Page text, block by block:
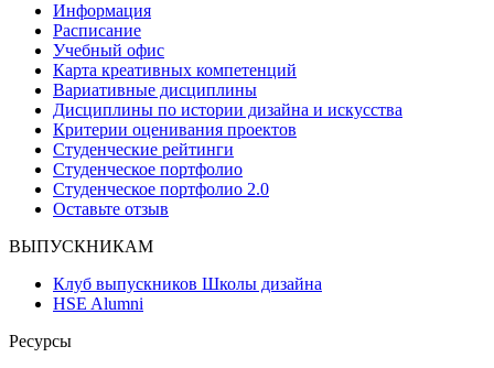
Информация
Расписание
Учебный офис
Карта креативных компетенций
Вариативные дисциплины
Дисциплины по истории дизайна и искусства
Критерии оценивания проектов
Студенческие рейтинги
Студенческое портфолио
Студенческое портфолио 2.0
Оставьте отзыв
ВЫПУСКНИКАМ
Клуб выпускников Школы дизайна
HSE Alumni
Ресурсы